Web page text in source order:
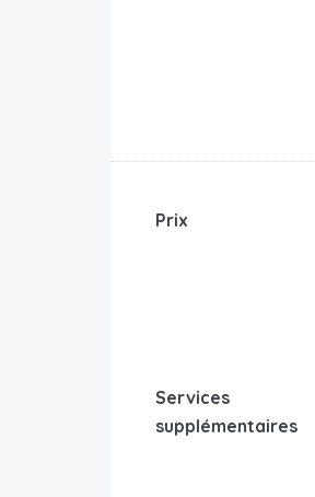
Prix
Services
supplémentaires